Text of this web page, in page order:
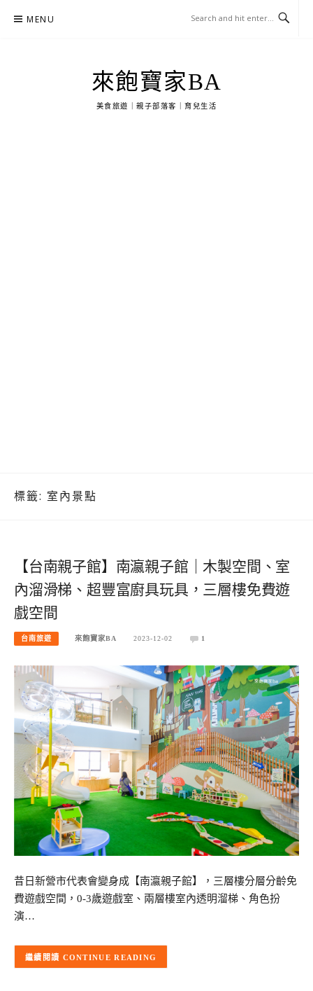
MENU
來飽寶家BA
美食旅遊｜親子部落客｜育兒生活
標籤: 室內景點
【台南親子館】南瀛親子館｜木製空間、室
內溜滑梯、超豐富廚具玩具，三層樓免費遊
戲空間
台南旅遊 來飽寶家BA 2023-12-02 1
昔日新營市代表會變身成【南瀛親子館】，三層樓分層分齡免
費遊戲空間，0-3歲遊戲室、兩層樓室內透明溜梯、角色扮
演…
CONTINUE READING